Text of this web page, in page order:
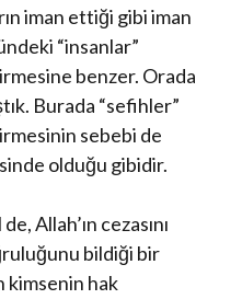
iman ettiği gibi iman
“insanlar”
benzer. Orada
Burada “sefihler”
sebebi de
olduğu gibidir.
Allah’ın cezasını
bildiği bir
kimsenin hak